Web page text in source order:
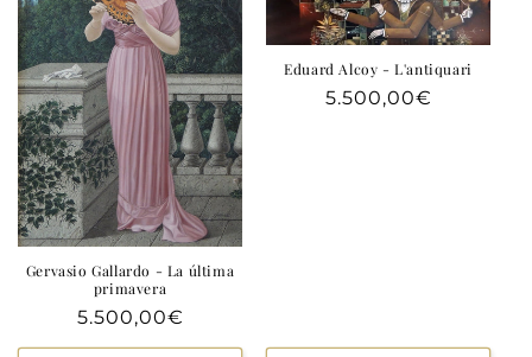
Gervasio Gallardo - La última
primavera
Precio
habitual
5.500,00€
Eduard Alcoy - L'antiquari
Precio
5.500,00€